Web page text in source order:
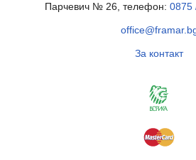
Парчевич № 26, телефон: 0875
За контакт